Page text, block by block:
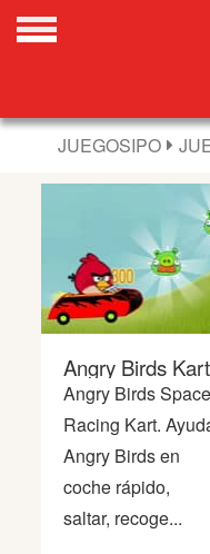
Nuevos
Flash
Carros
Acción
Chicas
Fútbol
Peleas
JUEGOSIPO
Angry Birds Kart
Angry Birds Space
Racing Kart.
Angry Birds en
coche rápido,
saltar, recoge...